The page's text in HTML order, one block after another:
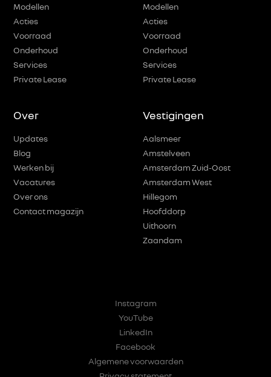
Modellen
Acties
Voorraad
Onderhoud
Services
Private Lease
Modellen
Acties
Voorraad
Onderhoud
Services
Private Lease
Over
Updates
Blog
Werken bij
Vacatures
Over ons
Contact magazijn
Vestigingen
Aalsmeer
Amstelveen
Amsterdam Zuid-Oost
Amsterdam West
Hillegom
Hoofddorp
Uithoorn
Zaandam
Instagram
YouTube
LinkedIn
Facebook
Algemene voorwaarden